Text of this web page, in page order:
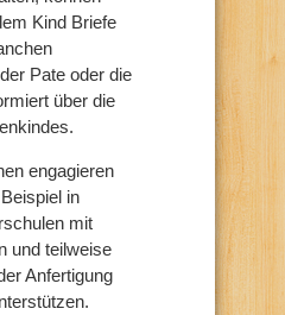
Kind Briefe
Pate oder die
über die
engagieren
in
mit
und teilweise
Anfertigung